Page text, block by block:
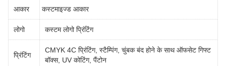
आकार कस्टमाइज्ड आकार
लोगो कस्टम लोगो प्रिंटिंग
प्रिंटिंग
CMYK 4C प्रिंटिंग, स्टैम्पिंग, चुंबक बंद होने के साथ ऑफसेट गिफ्ट
बॉक्स, UV कोटिंग, पैंटोन